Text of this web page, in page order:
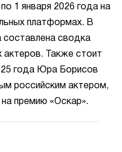
1 января 2026 года на
платформах. В
составлена сводка
актеров. Также стоит
года Юра Борисов
российским актером,
премию «Оскар».